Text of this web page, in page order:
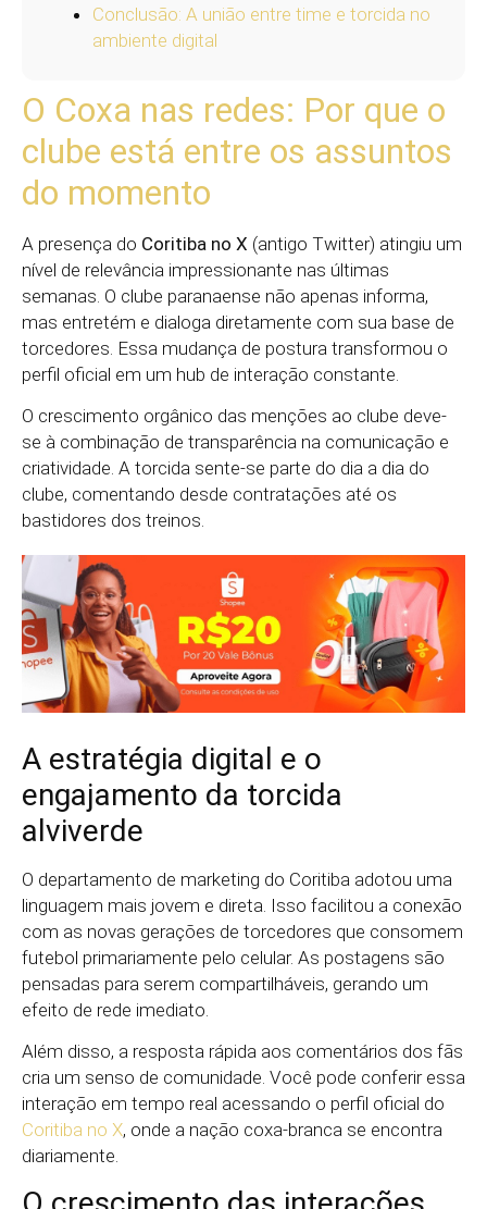
Conclusão: A união entre time e torcida no
ambiente digital
O Coxa nas redes: Por que o
clube está entre os assuntos
do momento
A presença do Coritiba no X (antigo Twitter) atingiu um
nível de relevância impressionante nas últimas
semanas. O clube paranaense não apenas informa,
mas entretém e dialoga diretamente com sua base de
torcedores. Essa mudança de postura transformou o
perfil oficial em um hub de interação constante.
O crescimento orgânico das menções ao clube deve-
se à combinação de transparência na comunicação e
criatividade. A torcida sente-se parte do dia a dia do
clube, comentando desde contratações até os
bastidores dos treinos.
A estratégia digital e o
engajamento da torcida
alviverde
O departamento de marketing do Coritiba adotou uma
linguagem mais jovem e direta. Isso facilitou a conexão
com as novas gerações de torcedores que consomem
futebol primariamente pelo celular. As postagens são
pensadas para serem compartilháveis, gerando um
efeito de rede imediato.
Além disso, a resposta rápida aos comentários dos fãs
cria um senso de comunidade. Você pode conferir essa
interação em tempo real acessando o perfil oficial do
Coritiba no X, onde a nação coxa-branca se encontra
diariamente.